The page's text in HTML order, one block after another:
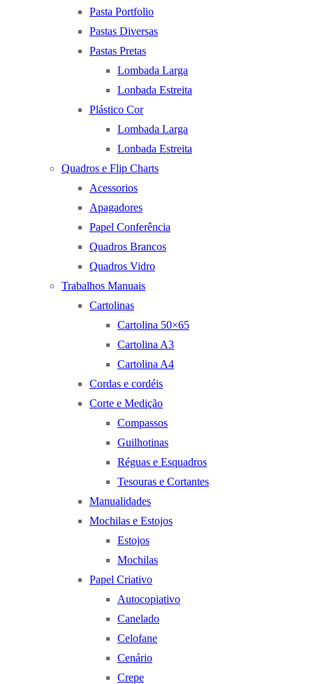
Pasta Portfolio
Pastas Diversas
Pastas Pretas
Lombada Larga
Lonbada Estreita
Plástico Cor
Lombada Larga
Lonbada Estreita
Quadros e Flip Charts
Acessorios
Apagadores
Papel Conferência
Quadros Brancos
Quadros Vidro
Trabalhos Manuais
Cartolinas
Cartolina 50×65
Cartolina A3
Cartolina A4
Cordas e cordéis
Corte e Medição
Compassos
Guilhotinas
Réguas e Esquadros
Tesouras e Cortantes
Manualidades
Mochilas e Estojos
Estojos
Mochilas
Papel Criativo
Autocopiativo
Canelado
Celofane
Cenário
Crepe